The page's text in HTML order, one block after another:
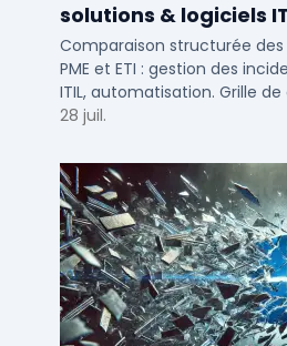
solutions & logiciels
Comparaison structurée des
PME et ETI : gestion des
ITIL, automatisation. Grille
d'usage par taille d'entreprise.
28 juil.